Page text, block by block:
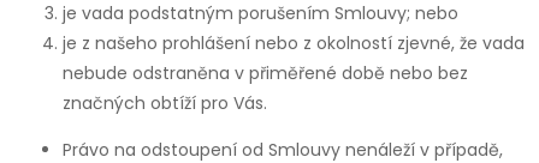
je vada podstatným porušením Smlouvy; nebo
je z našeho prohlášení nebo z okolností zjevné, že vada
nebude odstraněna v přiměřené době nebo bez
značných obtíží pro Vás.
Právo na odstoupení od Smlouvy nenáleží v případě,